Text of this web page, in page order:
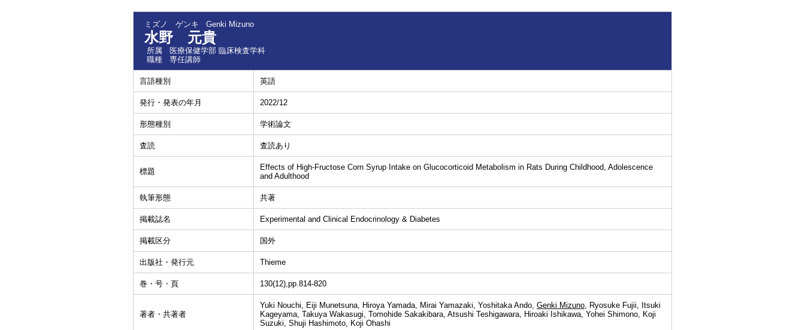
ミズノ ゲンキ Genki Mizuno
水野 元貴
所属
医療保健学部 臨床検査学科
職種
専任講師
言語種別 英語
発行・発表の年月 2022/12
形態種別 学術論文
査読 査読あり
標題
Effects of High-Fructose Corn Syrup Intake on Glucocorticoid Metabolism in Rats During Childhood, Adolescence
and Adulthood
執筆形態 共著
掲載誌名 Experimental and Clinical Endocrinology & Diabetes
掲載区分 国外
出版社・発行元 Thieme
巻・号・頁 130(12),pp.814-820
著者・共著者
Yuki Nouchi, Eiji Munetsuna, Hiroya Yamada, Mirai Yamazaki, Yoshitaka Ando, Genki Mizuno, Ryosuke Fujii, Itsuki
Kageyama, Takuya Wakasugi, Tomohide Sakakibara, Atsushi Teshigawara, Hiroaki Ishikawa, Yohei Shimono, Koji
Suzuki, Shuji Hashimoto, Koji Ohashi